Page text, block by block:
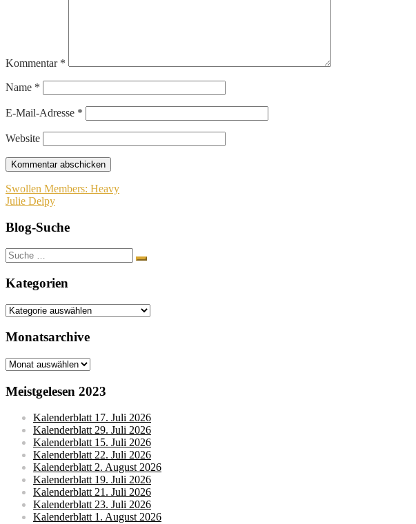
Kommentar *
Name *
E-Mail-Adresse *
Website
Beitragsnavigation
Swollen Members: Heavy
Julie Delpy
Blog-Suche
Suche
nach:
Kategorien
Kategorien
Monatsarchive
Monatsarchive
Meistgelesen 2023
Kalenderblatt 17. Juli 2026
Kalenderblatt 29. Juli 2026
Kalenderblatt 15. Juli 2026
Kalenderblatt 22. Juli 2026
Kalenderblatt 2. August 2026
Kalenderblatt 19. Juli 2026
Kalenderblatt 21. Juli 2026
Kalenderblatt 23. Juli 2026
Kalenderblatt 1. August 2026